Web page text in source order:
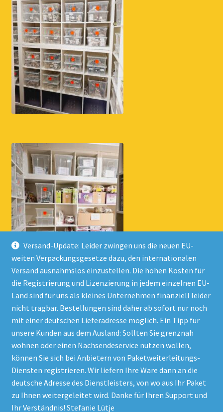
Versand-Update: Leider zwingen uns die neuen EU-
weiten Verpackungsgesetze dazu, den internationalen
Versand ausnahmslos einzustellen. Die hohen Kosten für
die Registrierung und Lizenzierung in jedem einzelnen EU-
Land sind für uns als kleines Unternehmen finanziell leider
nicht tragbar. Bestellungen sind daher ab sofort nur noch
mit einer deutschen Lieferadresse möglich. Ein Tipp für
unsere Kunden aus dem Ausland: Sollten Sie grenznah
wohnen oder einen Nachsendeservice nutzen wollen,
können Sie sich bei Anbietern von Paketweiterleitungs-
Diensten registrieren. Wir liefern Ihre Ware dann an die
deutsche Adresse des Dienstleisters, von wo aus Ihr Paket
zu Ihnen weitergeleitet wird. Danke für Ihren Support und
Ihr Verständnis! Stefanie Lütje
© Onlineshop Kinderlino 2026
Datenschutzerklärung
Erstellt mit WooCommerce.
Vertrag widerrufen